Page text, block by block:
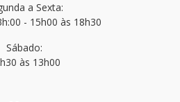
a Sexta:
- 15h00 às 18h30
Sábado:
às 13h00